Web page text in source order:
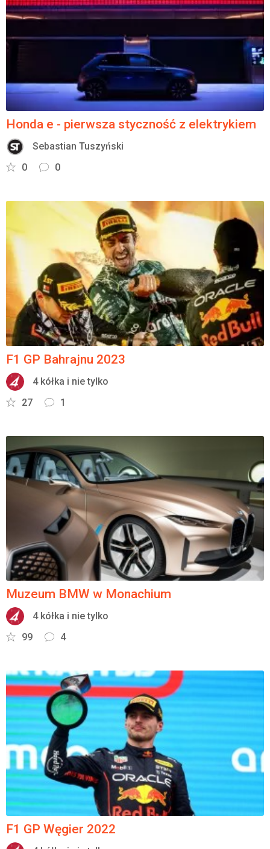
Honda e - pierwsza styczność z elektrykiem
Sebastian Tuszyński
0
0
F1 GP Bahrajnu 2023
4 kółka i nie tylko
27
1
Muzeum BMW w Monachium
4 kółka i nie tylko
99
4
F1 GP Węgier 2022